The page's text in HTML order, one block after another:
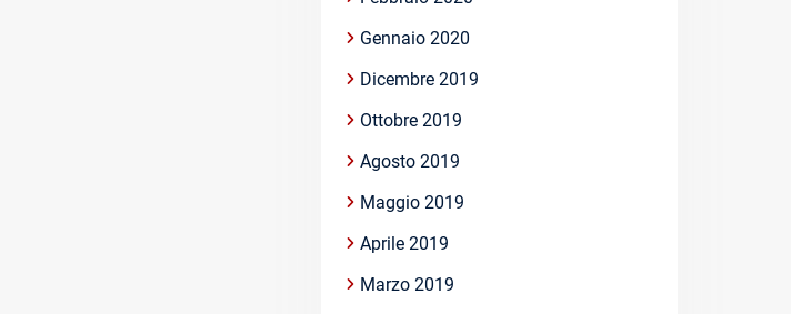
Gennaio 2020
Dicembre 2019
Ottobre 2019
Agosto 2019
Maggio 2019
Aprile 2019
Marzo 2019